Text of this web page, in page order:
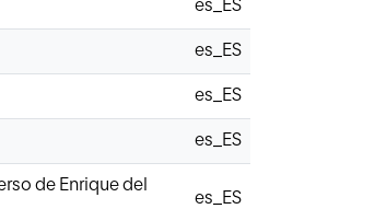
es_ES
es_ES
es_ES
es_ES
de Enrique del
es_ES